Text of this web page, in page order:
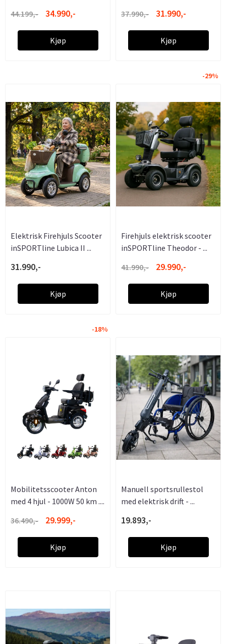
44.199,-
34.990,-
Kjøp
37.990,-
31.990,-
Kjøp
Elektrisk Firehjuls Scooter
inSPORTline Lubica II ...
31.990,-
Kjøp
-29%
Firehjuls elektrisk scooter
inSPORTline Theodor - ...
41.990,-
29.990,-
Kjøp
-18%
Mobilitetsscooter Anton
med 4 hjul - 1000W 50 km ....
36.490,-
29.999,-
Kjøp
Manuell sportsrullestol
med elektrisk drift - ...
19.893,-
Kjøp